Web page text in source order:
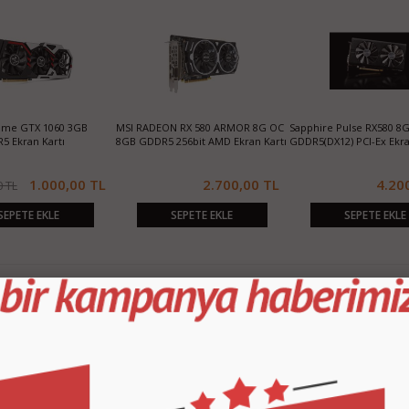
GTX 1060 3GB
Ekran Kartı
TL 1.000,00 TL
EKLE
MSI RADEON RX 580 ARMOR 8G OC
8GB GDDR5 256bit AMD Ekran Kartı
2.700,00 TL
SEPETE EKLE
Sapphire Pulse RX580
GDDR5(DX12) PCI-Ex
SEPETE EKLE